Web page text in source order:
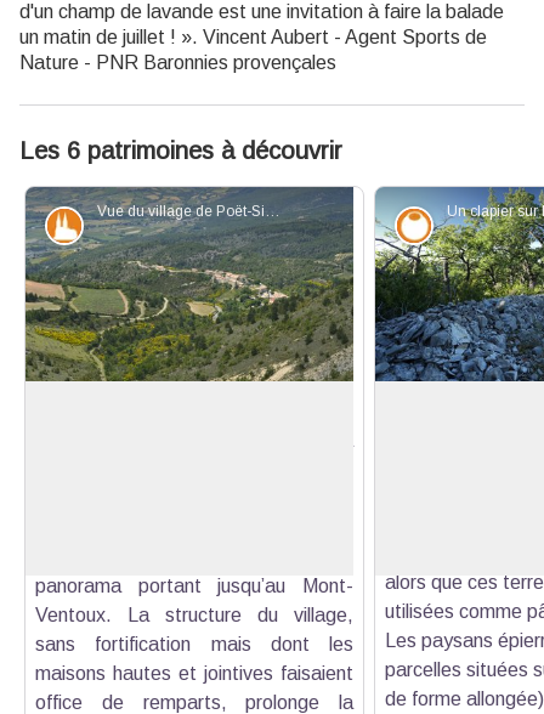
d'un champ de lavande est une invitation à faire la balade
un matin de juillet ! ». Vincent Aubert - Agent Sports de
Nature - PNR Baronnies provençales
Les 6 patrimoines à découvrir
Vue du village de Poët-Sigillat depuis le Col d'Ambonne - Robin PAYA - CCBDP
Patrimoine et histoire
panorama portant jusqu’au Mont-
Ventoux. La structure du village,
sans fortification mais dont les
maisons hautes et jointives faisaient
office de remparts, prolonge la
Savoir-faire
alors que ces
utilisées comme
Les paysans
parcelles situées
de forme